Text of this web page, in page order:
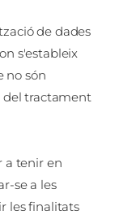
de dades
s'estableix
no són
del tractament
a tenir en
se a les
les finalitats